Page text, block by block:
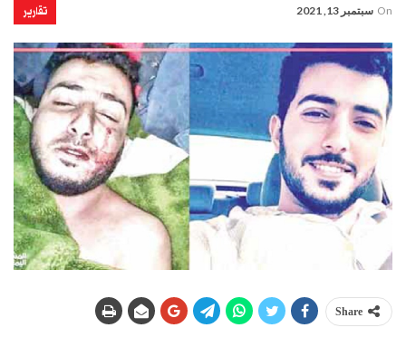
تقارير On سبتمبر 13, 2021
Share